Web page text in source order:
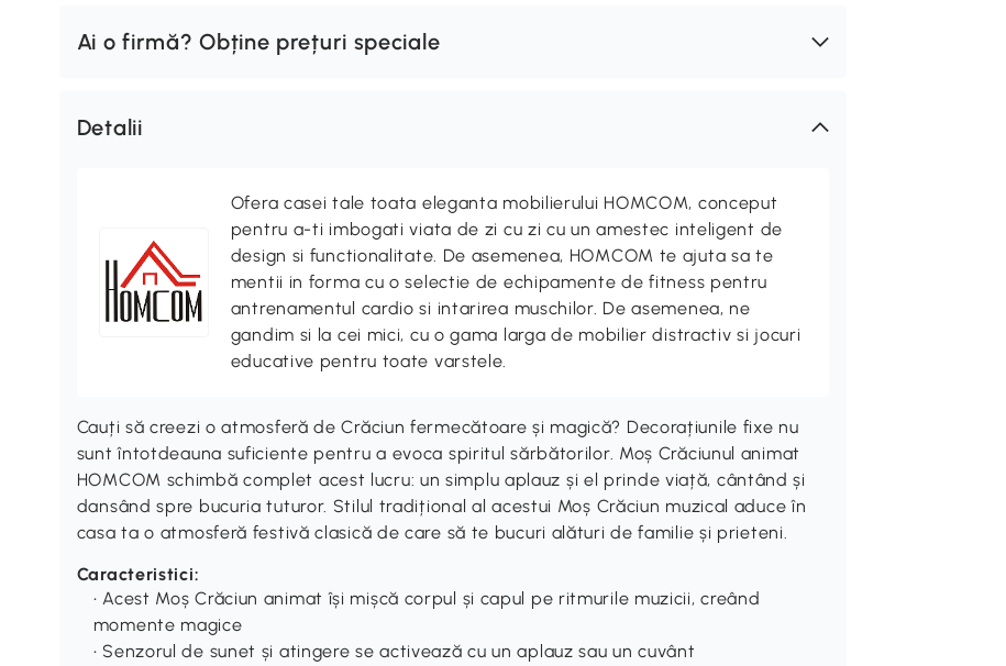
Ai o firmă? Obține prețuri speciale
Detalii
Ofera casei tale toata eleganta mobilierului HOMCOM, conceput
pentru a-ti imbogati viata de zi cu zi cu un amestec inteligent de
design si functionalitate. De asemenea, HOMCOM te ajuta sa te
mentii in forma cu o selectie de echipamente de fitness pentru
antrenamentul cardio si intarirea muschilor. De asemenea, ne
gandim si la cei mici, cu o gama larga de mobilier distractiv si jocuri
educative pentru toate varstele.
Cauți să creezi o atmosferă de Crăciun fermecătoare și magică? Decorațiunile fixe nu
sunt întotdeauna suficiente pentru a evoca spiritul sărbătorilor. Moș Crăciunul animat
HOMCOM schimbă complet acest lucru: un simplu aplauz și el prinde viață, cântând și
dansând spre bucuria tuturor. Stilul tradițional al acestui Moș Crăciun muzical aduce în
casa ta o atmosferă festivă clasică de care să te bucuri alături de familie și prieteni.
Caracteristici:
• Acest Moș Crăciun animat își mișcă corpul și capul pe ritmurile muzicii, creând
momente magice
• Senzorul de sunet și atingere se activează cu un aplauz sau un cuvânt